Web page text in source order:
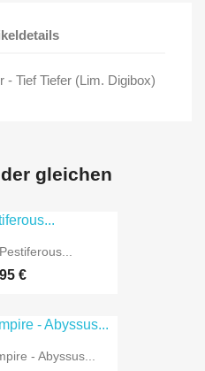
- Tief Tiefer (Lim. Digibox)
gleichen
€
- Abyssus...